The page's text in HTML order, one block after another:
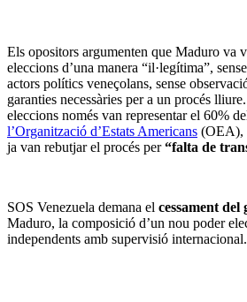
Els opositors argumenten que Maduro va
eleccions d’una manera “il·legítima”,
actors polítics veneçolans, sense
garanties necessàries per a un procés
eleccions només van representar el 60%
l’Organització d’Estats Americans (OEA),
ja van rebutjar el procés per“falta de
SOS Venezuela demana el cessament
Maduro, la composició d’un nou poder
independents amb supervisió internacional.